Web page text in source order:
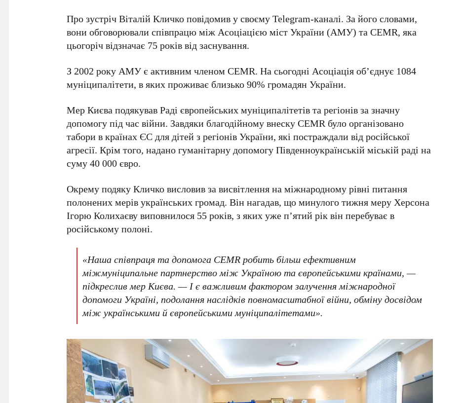
Про зустріч Віталій Кличко повідомив у своєму Telegram-каналі. За його словами,
вони обговорювали співпрацю міжАсоціацією міст України (АМУ) таCEMR, яка
цьогоріч відзначає 75 роківвід заснування.
З2002 року АМУє активним членомCEMR. На сьогодніАсоціаціяоб’єднує 1084
муніципалітети, в яких проживає близько90% громадян України.
Мер Києва подякувавРаді європейських муніципалітетів та регіонівза значну
допомогу під час війни. Завдяки благодійному внескуCEMRбуло організовано
табори в країнахЄСдля дітей з регіонів України, які постраждали від російської
агресії. Крім того, надано гуманітарну допомогуПівденноукраїнській міській раді на
суму40 000 євро.
Окрему подякуКличковисловив за висвітлення на міжнародному рівні питання
полонених мерів українських громад. Він нагадав, що минулого тижнямеру Херсона
Ігорю Колихаєвувиповнилося 55 років, з яких ужеп’ятий ріквін перебуває в
російському полоні.
«Наша співпраця та допомога CEMR робить більш ефективним
міжмуніципальне партнерство між Україною та європейськими країнами, —
підкреслив мер Києва. — І є важливим фактором залучення міжнародної
допомоги Україні, подолання наслідків повномасштабної війни, обміну досвідом
між українськими й європейськими муніципалітетами».